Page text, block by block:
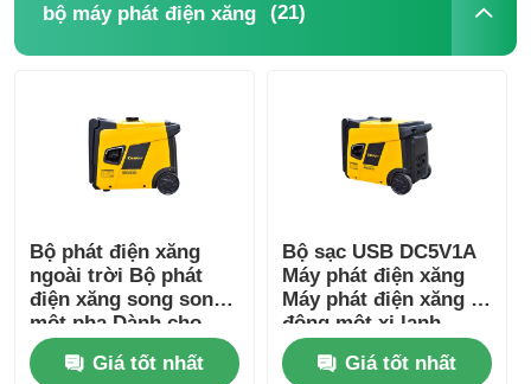
bộ máy phát điện xăng (21)
Bộ phát điện xăng
ngoài trời Bộ phát
điện xăng song song
một pha Dành cho
công trường xây
dựng Giá tốt nhất
Bộ sạc USB DC5V1A
Máy phát điện xăng
Máy phát điện xăng di
động một xi lanh
Giá tốt nhất